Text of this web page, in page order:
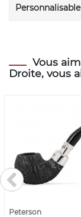
Personnalisable
Vous
Droite, vous
Peterson